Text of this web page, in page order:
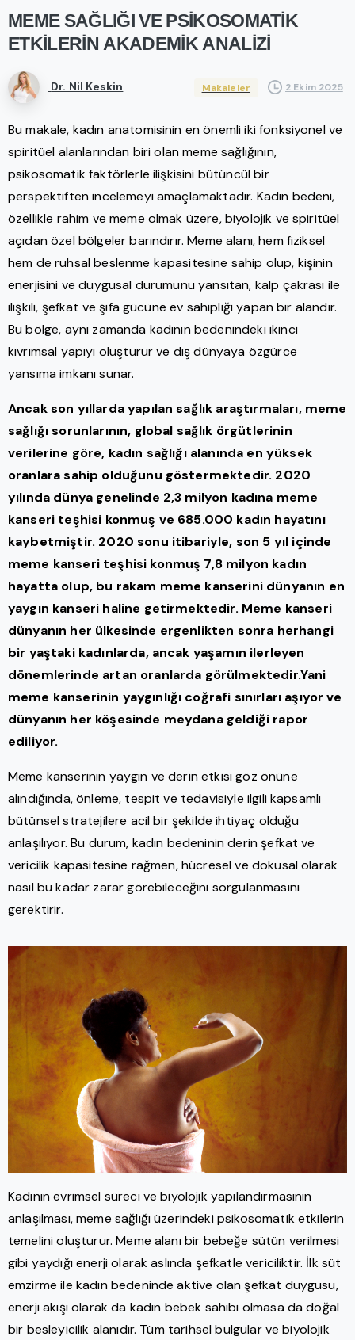
MEME SAĞLIĞI VE PSİKOSOMATİK
ETKİLERİN AKADEMİK ANALİZİ
Dr. Nil Keskin Makaleler 2 Ekim 2025
Bu makale, kadın anatomisinin en önemli iki fonksiyonel ve
spiritüel alanlarından biri olan meme sağlığının,
psikosomatik faktörlerle ilişkisini bütüncül bir
perspektiften incelemeyi amaçlamaktadır. Kadın bedeni,
özellikle rahim ve meme olmak üzere, biyolojik ve spiritüel
açıdan özel bölgeler barındırır. Meme alanı, hem fiziksel
hem de ruhsal beslenme kapasitesine sahip olup, kişinin
enerjisini ve duygusal durumunu yansıtan, kalp çakrası ile
ilişkili, şefkat ve şifa gücüne ev sahipliği yapan bir alandır.
Bu bölge, aynı zamanda kadının bedenindeki ikinci
kıvrımsal yapıyı oluşturur ve dış dünyaya özgürce
yansıma imkanı sunar.
Ancak son yıllarda yapılan sağlık araştırmaları, meme
sağlığı sorunlarının, global sağlık örgütlerinin
verilerine göre, kadın sağlığı alanında en yüksek
oranlara sahip olduğunu göstermektedir. 2020
yılında dünya genelinde 2,3 milyon kadına meme
kanseri teşhisi konmuş ve 685.000 kadın hayatını
kaybetmiştir. 2020 sonu itibariyle, son 5 yıl içinde
meme kanseri teşhisi konmuş 7,8 milyon kadın
hayatta olup, bu rakam meme kanserini dünyanın en
yaygın kanseri haline getirmektedir. Meme kanseri
dünyanın her ülkesinde ergenlikten sonra herhangi
bir yaştaki kadınlarda, ancak yaşamın ilerleyen
dönemlerinde artan oranlarda görülmektedir.Yani
meme kanserinin yaygınlığı coğrafi sınırları aşıyor ve
dünyanın her köşesinde meydana geldiği rapor
ediliyor.
Meme kanserinin yaygın ve derin etkisi göz önüne
alındığında, önleme, tespit ve tedavisiyle ilgili kapsamlı
bütünsel stratejilere acil bir şekilde ihtiyaç olduğu
anlaşılıyor. Bu durum, kadın bedeninin derin şefkat ve
vericilik kapasitesine rağmen, hücresel ve dokusal olarak
nasıl bu kadar zarar görebileceğini sorgulanmasını
gerektirir.
Kadının evrimsel süreci ve biyolojik yapılandırmasının
anlaşılması, meme sağlığı üzerindeki psikosomatik etkilerin
temelini oluşturur. Meme alanı bir bebeğe sütün verilmesi
gibi yaydığı enerji olarak aslında şefkatle vericiliktir. İlk süt
emzirme ile kadın bedeninde aktive olan şefkat duygusu,
enerji akışı olarak da kadın bebek sahibi olmasa da doğal
bir besleyicilik alanıdır. Tüm tarihsel bulgular ve biyolojik